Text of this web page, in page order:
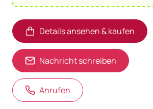
Details ansehen & kaufen
(öffnet in neuem
(öffnet in neuem
Nachricht schreiben
Anrufen